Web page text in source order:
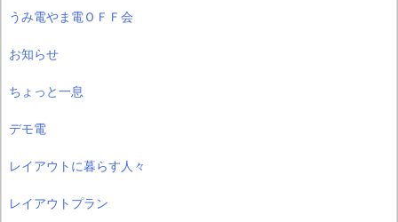
うみ電やま電ＯＦＦ会
お知らせ
ちょっと一息
デモ電
レイアウトに暮らす人々
レイアウトプラン